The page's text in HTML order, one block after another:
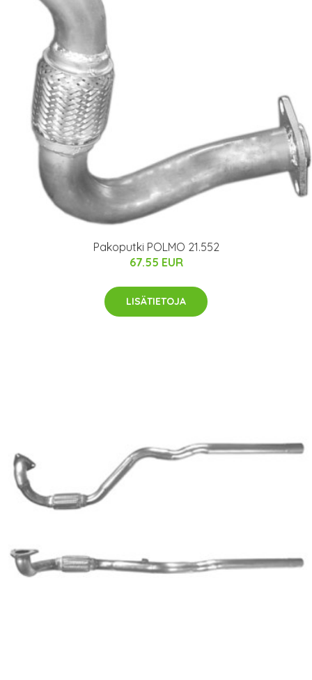
Pakoputki POLMO 21.552
67.55 EUR
LISÄTIETOJA